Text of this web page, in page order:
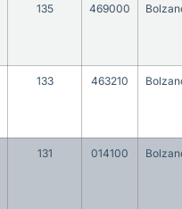
135 469000
133 463210
131 014100